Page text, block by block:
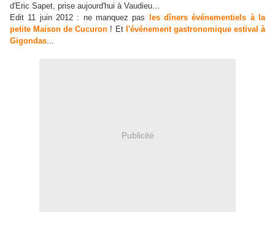
d'Eric Sapet, prise aujourd'hui à Vaudieu...
Edit 11 juin 2012 : ne manquez pas
les dîners événementiels à la
petite Maison de Cucuron ! Et l'événement gastronomique estival à
Gigondas...
Publicité